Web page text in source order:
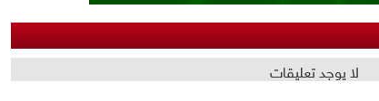
لا يوجد تعليقات